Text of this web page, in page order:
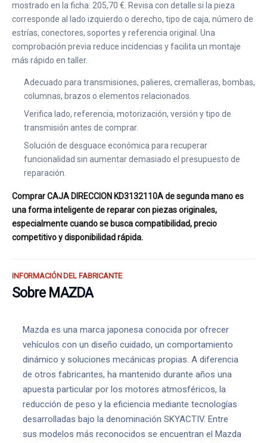
mostrado en la ficha: 205,70 €. Revisa con detalle si la pieza
corresponde al lado izquierdo o derecho, tipo de caja, número de
estrías, conectores, soportes y referencia original. Una
comprobación previa reduce incidencias y facilita un montaje
más rápido en taller.
Adecuado para transmisiones, palieres, cremalleras, bombas,
columnas, brazos o elementos relacionados.
Verifica lado, referencia, motorización, versión y tipo de
transmisión antes de comprar.
Solución de desguace económica para recuperar
funcionalidad sin aumentar demasiado el presupuesto de
reparación.
Comprar CAJA DIRECCION KD3132110A de segunda mano es
una forma inteligente de reparar con piezas originales,
especialmente cuando se busca compatibilidad, precio
competitivo y disponibilidad rápida.
INFORMACIÓN DEL FABRICANTE
Sobre MAZDA
Mazda es una marca japonesa conocida por ofrecer
vehículos con un diseño cuidado, un comportamiento
dinámico y soluciones mecánicas propias. A diferencia
de otros fabricantes, ha mantenido durante años una
apuesta particular por los motores atmosféricos, la
reducción de peso y la eficiencia mediante tecnologías
desarrolladas bajo la denominación SKYACTIV. Entre
sus modelos más reconocidos se encuentran el Mazda